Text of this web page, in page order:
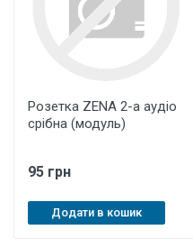
Розетка ZENA 2-а аудіо
срібна (модуль)
95 грн
Додати в кошик